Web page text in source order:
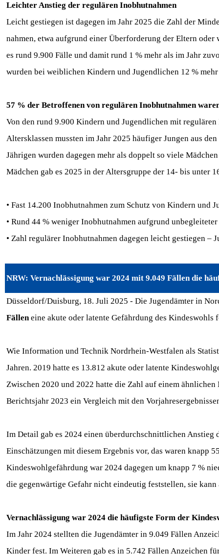
Leichter Anstieg der regulären Inobhutnahmen
Leicht gestiegen ist dagegen im Jahr 2025 die Zahl der
nahmen, etwa aufgrund einer Überforderung der Eltern
es rund 9.900 Fälle und damit rund 1 % mehr als im Jahr
wurden bei weiblichen Kindern und Jugendlichen 12 %
57 % der Betroffenen von regulären Inobhutnahmen
Von den rund 9.900 Kindern und Jugendlichen mit
Altersklassen mussten im Jahr 2025 häufiger Jungen aus
Jährigen wurden dagegen mehr als doppelt so viele
Mädchen gab es 2025 in der Altersgruppe der 14- bis unter
• Fast 14.200 Inobhutnahmen zum Schutz von Kindern und
• Rund 44 % weniger Inobhutnahmen aufgrund
• Zahl regulärer Inobhutnahmen dagegen leicht gestiegen
NRW: Vernachlässigung war 2024 mit 9.049 Fällen die
Düsseldorf/Duisburg, 18. Juli 2025 - Die Jugendämter in
Fälleneine akute oder latente Gefährdung des Kindeswohls
Wie Information und Technik Nordrhein-Westfalen als
Jahren. 2019 hatte es 13.812 akute oder latente
Zwischen 2020 und 2022 hatte die Zahl auf einem
Berichtsjahr 2023 ein Vergleich mit den
Im Detail gab es 2024 einen überdurchschnittlichen
Einschätzungen mit diesem Ergebnis vor, das waren knapp
Kindeswohlgefährdung war 2024 dagegen um knapp 7 %
die gegenwärtige Gefahr nicht eindeutig feststellen, sie kann
Vernachlässigung war 2024 die häufigste Form der
Im Jahr 2024 stellten die Jugendämter in 9.049 Fällen
Kinder fest. Im Weiteren gab es in 5.742 Fällen Anzeichen